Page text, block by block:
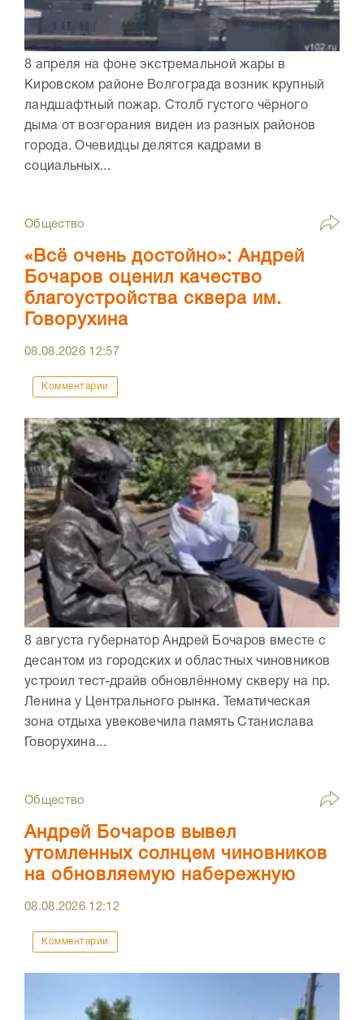
8 апреля на фоне экстремальной жары в
Кировском районе Волгограда возник крупный
ландшафтный пожар. Столб густого чёрного
дыма от возгорания виден из разных районов
города. Очевидцы делятся кадрами в
социальных...
Общество
«Всё очень достойно»: Андрей
Бочаров оценил качество
благоустройства сквера им.
Говорухина
08.08.2026 12:57
Комментарии
8 августа губернатор Андрей Бочаров вместе с
десантом из городских и областных чиновников
устроил тест-драйв обновлённому скверу на пр.
Ленина у Центрального рынка. Тематическая
зона отдыха увековечила память Станислава
Говорухина...
Общество
Андрей Бочаров вывел
утомленных солнцем чиновников
на обновляемую набережную
08.08.2026 12:12
Комментарии